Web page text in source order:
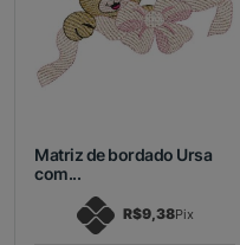
Matriz de bordado Ursa
com...
R$9,38Pix